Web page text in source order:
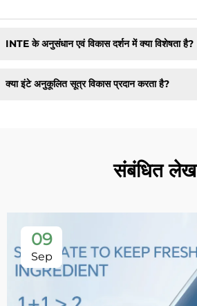
INTE के अनुसंधान एवं विकास दर्शन में क्या विशेषता है?
क्या इंटे अनुकूलित सूत्र विकास प्रदान करता है?
संबंधित लेख
09
Sep